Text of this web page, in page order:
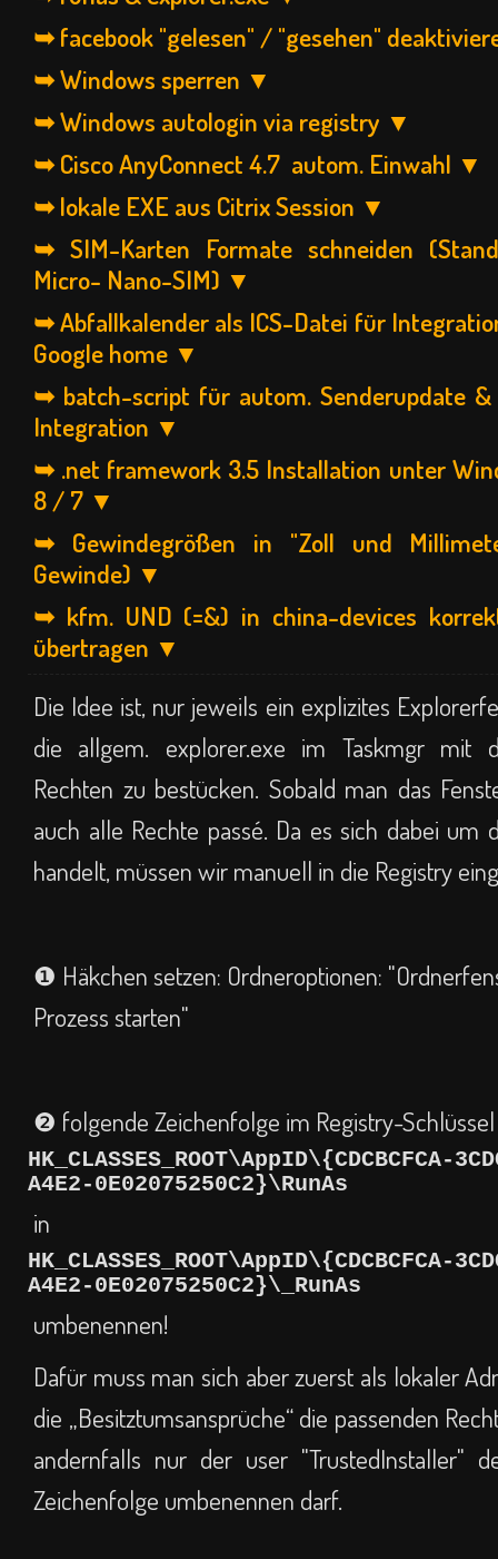
➥ facebook "gelesen" / "gesehen"
➥ Windows sperren ▼
➥ Windows autologin via registry ▼
➥ Cisco AnyConnect 4.7 autom. Einwahl ▼
➥ lokale EXE aus Citrix Session ▼
➥ SIM-Karten Formate schneiden
Micro- Nano-SIM) ▼
➥ Abfallkalender als ICS-Datei für
Google home ▼
➥ batch-script für autom. Senderupdate &
Integration ▼
➥ .net framework 3.5 Installation unter
8 / 7 ▼
➥ Gewindegrößen in "Zoll und
Gewinde) ▼
➥ kfm. UND (=&) in china-devices
übertragen ▼
Die Idee ist, nur jeweils ein explizites
die allgem. explorer.exe im Taskmgr mit
Rechten zu bestücken. Sobald man das
auch alle Rechte passé. Da es sich dabei um
handelt, müssen wir manuell in die Registry
❶ Häkchen setzen: Ordneroptionen:
Prozess starten"
❷ folgende Zeichenfolge im Registry-
HK_CLASSES_ROOT\AppID\{CDCBCFCA-
A4E2-0E02075250C2}\RunAs
in
HK_CLASSES_ROOT\AppID\{CDCBCFCA-
A4E2-0E02075250C2}\_RunAs
umbenennen!
Dafür muss man sich aber zuerst als lokaler
die „Besitztumsansprüche“ die passenden
andernfalls nur der user "TrustedInstaller"
Zeichenfolge umbenennen darf.